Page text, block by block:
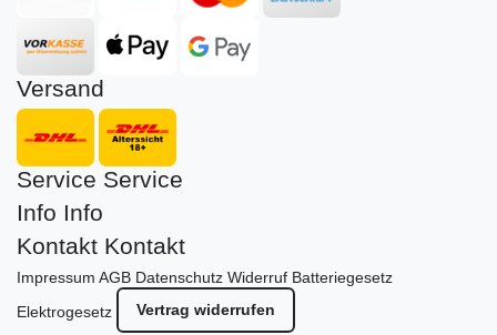
Versand
Service Service
Info Info
Kontakt Kontakt
Impressum AGB Datenschutz Widerruf Batteriegesetz
Elektrogesetz
Vertrag widerrufen